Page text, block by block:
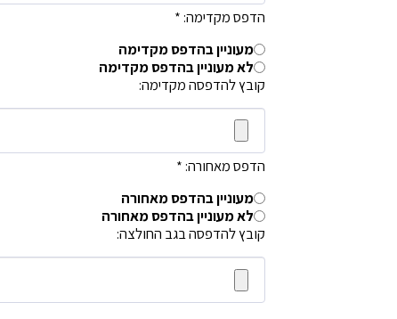
הדפס מקדימה: *
מעוניין בהדפס מקדימה
לא מעוניין בהדפס מקדימה
קובץ להדפסה מקדימה:
הדפס מאחורה: *
מעוניין בהדפס מאחורה
לא מעוניין בהדפס מאחורה
קובץ להדפסה בגב החולצה: